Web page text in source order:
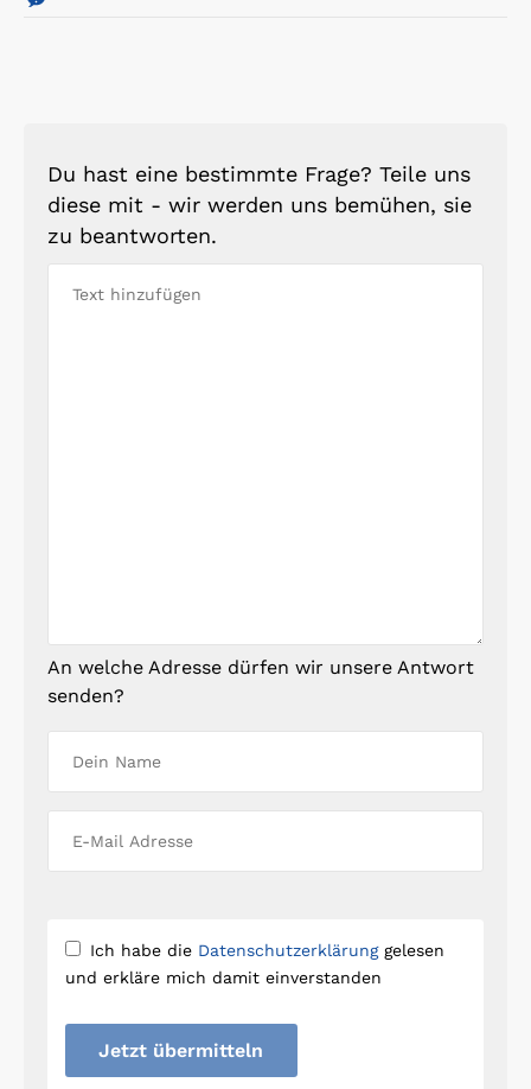
Du hast eine bestimmte Frage? Teile uns
diese mit - wir werden uns bemühen, sie
zu beantworten.
An welche Adresse dürfen wir unsere Antwort
senden?
Ich habe die Datenschutzerklärunggelesen
und erkläre mich damit einverstanden
Jetzt übermitteln